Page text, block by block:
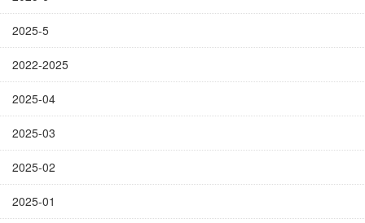
2025-5
2022-2025
2025-04
2025-03
2025-02
2025-01